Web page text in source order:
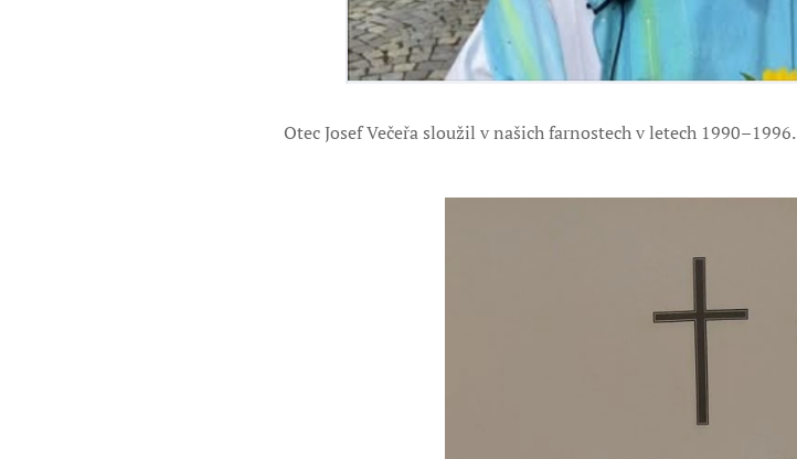
Otec Josef Večeřa sloužil v našich farnostech v letech 1990–1996.